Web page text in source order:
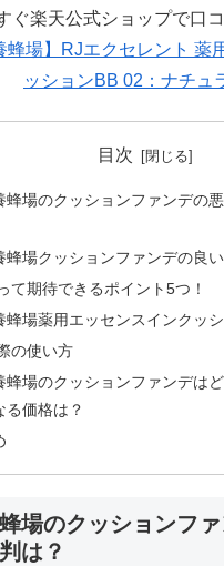
ぐ楽天公式ショップで口
蜂場】RJエクセレント 薬
ッションBB 02：ナチュ
目次
蜂場のクッションファンデの
蜂場クッションファンデの良
て期待できるポイント5つ！
蜂場薬用エッセンスインクッ
の使い方
蜂場のクッションファンデは
る価格は？
場のクッションフ
は？